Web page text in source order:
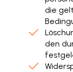
die
den